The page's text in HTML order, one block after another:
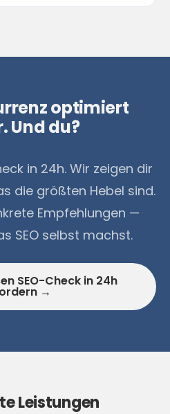
optimiert
Und du?
in 24h. Wir zeigen dir
die größten Hebel sind.
Empfehlungen —
SEO selbst machst.
SEO-Check in 24h
→
Leistungen